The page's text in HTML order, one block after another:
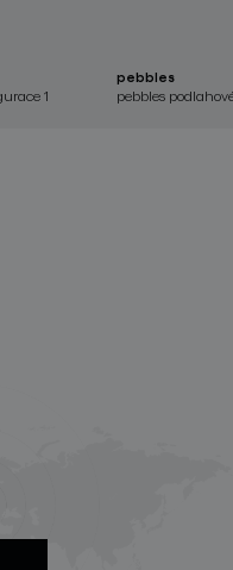
1
pebbles
pebbles